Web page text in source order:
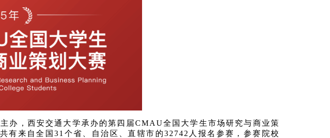
办，西安交通大学承办的第四届CMAU全国大学生市场研究与商业策
来自全国31个省、自治区、直辖市的32742人报名参赛，参赛院校